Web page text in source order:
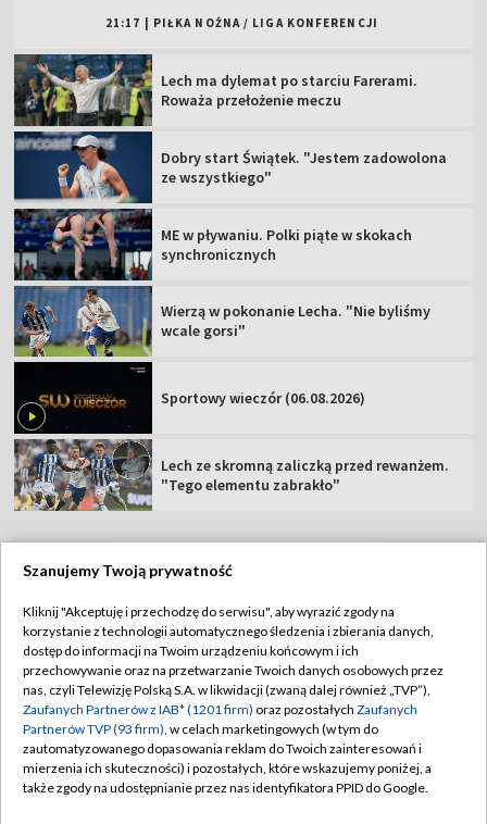
21:17 PIŁKA NOŻNA / LIGA KONFERENCJI
Lech ma dylemat po starciu Farerami.
Roważa przełożenie meczu
Dobry start Świątek. "Jestem zadowolona
ze wszystkiego"
ME w pływaniu. Polki piąte w skokach
synchronicznych
Wierzą w pokonanie Lecha. "Nie byliśmy
wcale gorsi"
Sportowy wieczór (06.08.2026)
Lech ze skromną zaliczką przed rewanżem.
"Tego elementu zabrakło"
Abonament TVP
Sklep TVP
Biuro Reklamy
Oferta Handlowa
Telegazeta ogłoszenia
Regulamin TVP
Polityka prywatności
Moje zgody
Biuro reklamy
Kontakt
Szanujemy Twoją prywatność
Kliknij "Akceptuję i przechodzę do serwisu", aby wyrazić zgody na
korzystanie z technologii automatycznego śledzenia i zbierania danych,
dostęp do informacji na Twoim urządzeniu końcowym i ich
przechowywanie oraz na przetwarzanie Twoich danych osobowych przez
nas, czyli Telewizję Polską S.A. w likwidacji (zwaną dalej również „TVP”),
Zaufanych Partnerów z IAB* (1201 firm) oraz pozostałych Zaufanych
Partnerów TVP (93 firm), w celach marketingowych (w tym do
zautomatyzowanego dopasowania reklam do Twoich zainteresowań i
mierzenia ich skuteczności) i pozostałych, które wskazujemy poniżej, a
także zgody na udostępnianie przez nas identyfikatora PPID do Google.